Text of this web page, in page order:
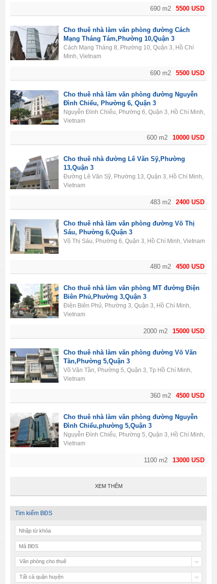
5500 USD
690 m2
5500 USD
690 m2
Cho thuê nhà làm văn phòng đường Cách
Mạng Tháng Tám,Phường 10,Quận 3
Cách Mạng Tháng 8, Phường 10, Quận 3, Hồ Chí
Minh, Vietnam
10000 USD
600 m2
Cho thuê nhà làm văn phòng đường Nguyễn
Đình Chiểu, Phường 6, Quận 3
Nguyễn Đình Chiểu, Phường 6, Quận 3, Hồ Chí Minh,
Vietnam
2400 USD
483 m2
Cho thuê nhà đường Lê Văn Sỹ,Phường
13,Quận 3
Đường Lê Văn Sỹ, Phường 13, Quận 3, Hồ Chí Minh,
Vietnam
4500 USD
480 m2
Cho thuê nhà làm văn phòng đường Võ Thị
Sáu, Phường 6,Quận 3
Võ Thị Sáu, Phường 6, Quận 3, Hồ Chí Minh, Vietnam
15000 USD
2000 m2
Cho thuê nhà làm văn phòng MT đường Điện
Biên Phủ,Phường 3,Quận 3
Điện Biên Phủ, Phường 3, Quận 3, Hồ Chí Minh,
Vietnam
4500 USD
360 m2
Cho thuê nhà làm văn phòng đường Võ Văn
Tần,Phường 5,Quận 3
Võ Văn Tần, Phường 5, Quận 3, Tp Hồ Chí Minh,
Vietnam
13000 USD
1100 m2
Cho thuê nhà làm văn phòng đường Nguyễn
Đình Chiểu,phường 5,Quận 3
Nguyễn Đình Chiểu, Phường 5, Quận 3, Hồ Chí Minh,
Vietnam
XEM THÊM
Tìm kiếm BĐS
Văn phòng cho thuê
Tất cả quận huyện